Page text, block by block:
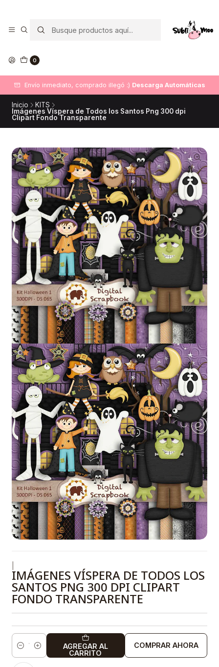
0
Envío inmediato, comprado illegó :) Descarga Automáticas
Inicio
KITS
Imágenes Víspera de Todos los Santos Png 300 dpi
Clipart Fondo Transparente
IMÁGENES VÍSPERA DE TODOS LOS
SANTOS PNG 300 DPI CLIPART
FONDO TRANSPARENTE
Cantidad
AGREGAR AL
CARRITO
COMPRAR AHORA